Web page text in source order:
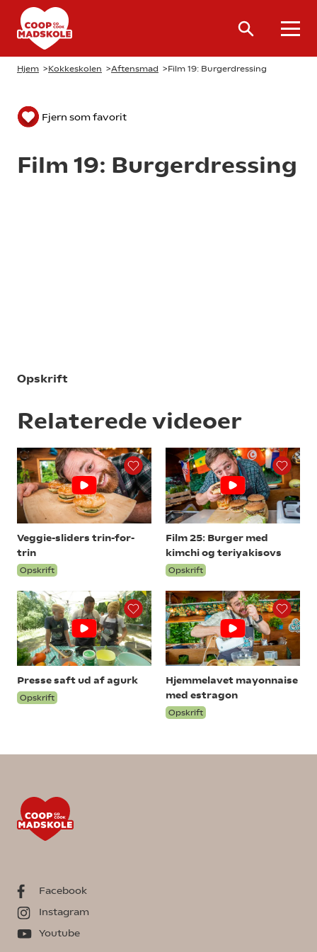
Hjem >Kokkeskolen >Aftensmad >Film 19: Burgerdressing
Fjern som favorit
Film 19: Burgerdressing
Opskrift
Relaterede videoer
Veggie-sliders trin-for-
trin
Opskrift
Film 25: Burger med
kimchi og teriyakisovs
Opskrift
Presse saft ud af agurk
Opskrift
Hjemmelavet mayonnaise
med estragon
Opskrift
Facebook
Instagram
Youtube